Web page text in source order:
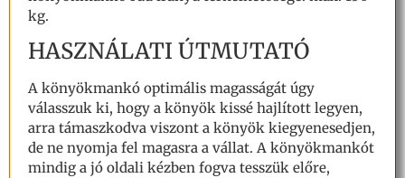
kg.
HASZNÁLATI ÚTMUTATÓ
A könyökmankó optimális magasságát úgy
válasszuk ki, hogy a könyök kissé hajlított legyen,
arra támaszkodva viszont a könyök kiegyenesedjen,
de ne nyomja fel magasra a vállat. A könyökmankót
mindig a jó oldali kézben fogva tesszük előre,